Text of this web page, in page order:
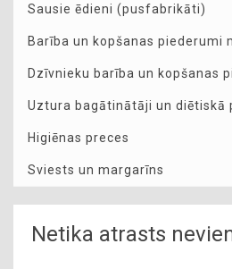
Sausie ēdieni (pusfabrikāti)
Barība un kopšanas piederumi
Dzīvnieku barība un kopšanas
Uztura bagātinātāji un diētiskā
Higiēnas preces
Sviests un margarīns
Netika atrasts